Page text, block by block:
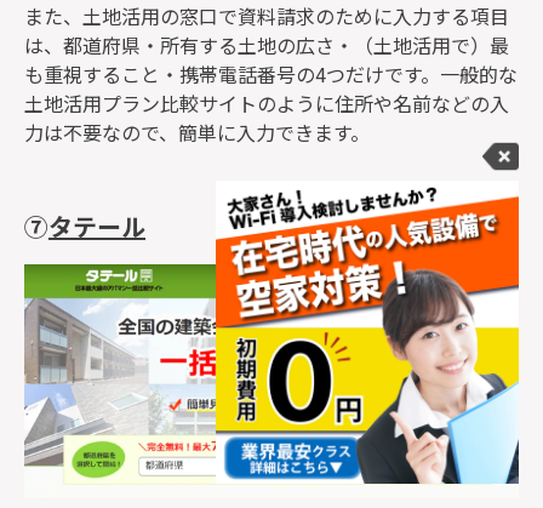
また、土地活用の窓口で資料請求のために入力する項目
は、都道府県・所有する土地の広さ・（土地活用で）最
も重視すること・携帯電話番号の4つだけです。一般的な
土地活用プラン比較サイトのように住所や名前などの入
力は不要なので、簡単に入力できます。
⑦タテール